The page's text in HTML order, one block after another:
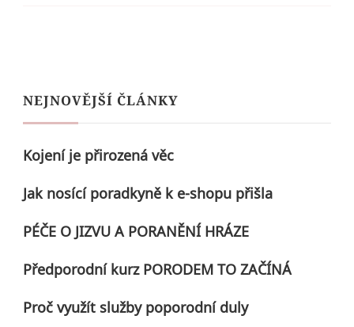
NEJNOVĚJŠÍ ČLÁNKY
Kojení je přirozená věc
Jak nosící poradkyně k e-shopu přišla
PÉČE O JIZVU A PORANĚNÍ HRÁZE
Předporodní kurz PORODEM TO ZAČÍNÁ
Proč využít služby poporodní duly